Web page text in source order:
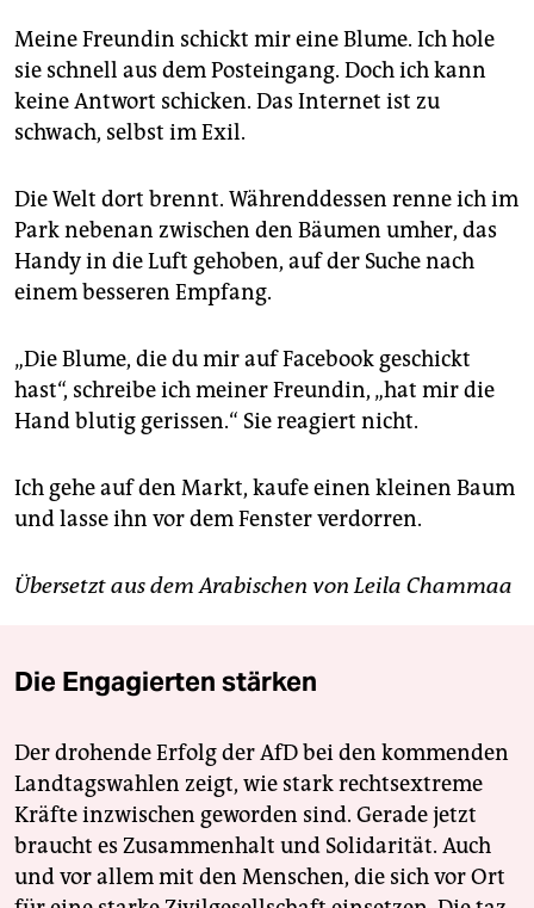
Meine Freundin schickt mir eine Blume. Ich hole
sie schnell aus dem Posteingang. Doch ich kann
keine Antwort schicken. Das Internet ist zu
schwach, selbst im Exil.
Die Welt dort brennt. Währenddessen renne ich im
Park nebenan zwischen den Bäumen umher, das
Handy in die Luft gehoben, auf der Suche nach
einem besseren Empfang.
„Die Blume, die du mir auf Facebook geschickt
hast“, schreibe ich meiner Freundin, „hat mir die
Hand blutig gerissen.“ Sie reagiert nicht.
Ich gehe auf den Markt, kaufe einen kleinen Baum
und lasse ihn vor dem Fenster verdorren.
Übersetzt aus dem Arabischen von Leila Chammaa
Die Engagierten stärken
Der drohende Erfolg der AfD bei den kommenden
Landtagswahlen zeigt, wie stark rechtsextreme
Kräfte inzwischen geworden sind. Gerade jetzt
braucht es Zusammenhalt und Solidarität. Auch
und vor allem mit den Menschen, die sich vor Ort